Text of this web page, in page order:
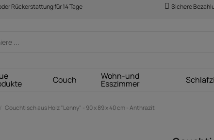
Rückerstattung für 14 Tage Sichere
Couch Wohn-und
Esszimmer
Couchtisch aus Holz "Lenny" - 90 x 89 x 40 cm - Anthrazit